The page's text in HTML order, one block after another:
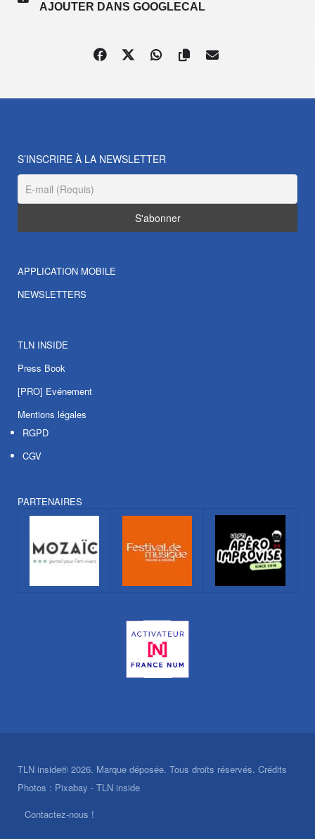
AJOUTER DANS GOOGLECAL
S’INSCRIRE À LA NEWSLETTER
APPLICATION MOBILE
NEWSLETTERS
TLN INSIDE
Press Book
[PRO] Evénement
Mentions légales
RGPD
CGV
PARTENAIRES
TLN inside® 2026. Marque déposée. Tous droits réservés. Crédits
Photos : Pixabay - TLN inside
Contactez-nous !